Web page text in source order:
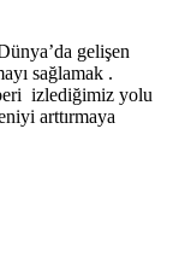
gelişen
sağlamak .
izlediğimiz yolu
arttırmaya